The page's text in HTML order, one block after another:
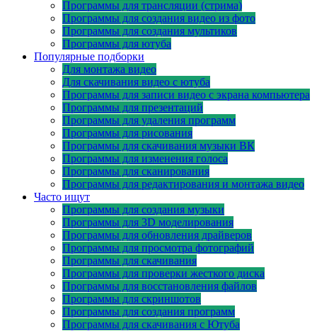
Программы для трансляции (стрима)
Программы для создания видео из фото
Программы для создания мультиков
Программы для ютуба
Популярные подборки
Для монтажа видео
Для скачивания видео с ютуба
Программы для записи видео с экрана компьютера
Программы для презентаций
Программы для удаления программ
Программы для рисования
Программы для скачивания музыки ВК
Программы для изменения голоса
Программы для сканирования
Программы для редактирования и монтажа видео
Часто ищут
Программы для создания музыки
Программы для 3D моделирования
Программы для обновления драйверов
Программы для просмотра фотографий
Программы для скачивания
Программы для проверки жесткого диска
Программы для восстановления файлов
Программы для скриншотов
Программы для создания программ
Программы для скачивания с Ютуба